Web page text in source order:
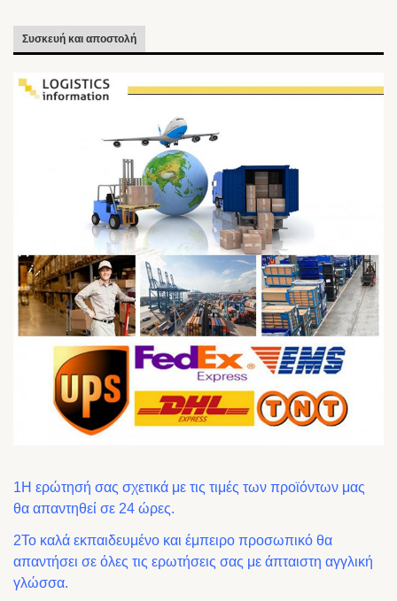
Συσκευή και αποστολή
1Η ερώτησή σας σχετικά με τις τιμές των προϊόντων μας
θα απαντηθεί σε 24 ώρες.
2Το καλά εκπαιδευμένο και έμπειρο προσωπικό θα
απαντήσει σε όλες τις ερωτήσεις σας με άπταιστη αγγλική
γλώσσα.